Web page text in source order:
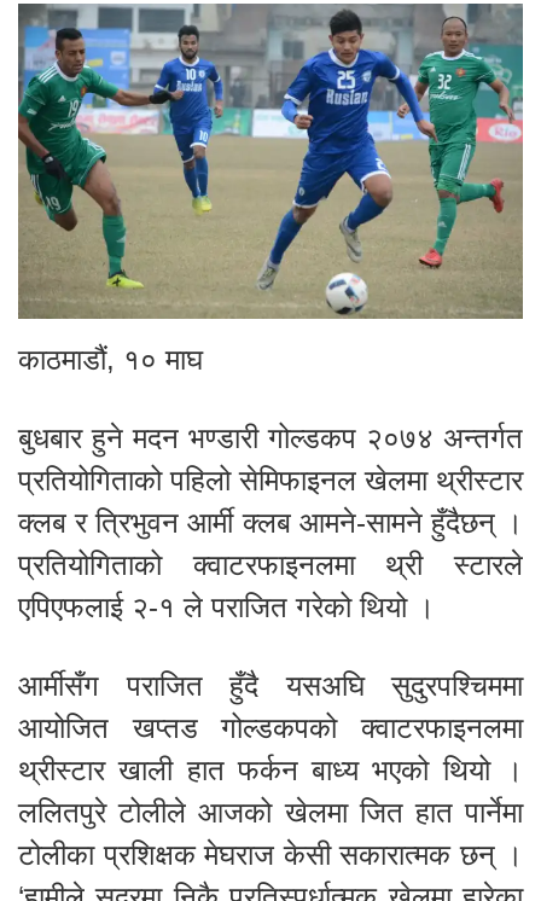
काठमाडौं, १० माघ
बुधबार हुने मदन भण्डारी गोल्डकप २०७४ अन्तर्गत
प्रतियोगिताको पहिलो सेमिफाइनल खेलमा थ्रीस्टार
क्लब र त्रिभुवन आर्मी क्लब आमने-सामने हुँदैछन् ।
प्रतियोगिताको क्वाटरफाइनलमा थ्री स्टारले
एपिएफलाई २-१ ले पराजित गरेको थियो ।
आर्मीसँग पराजित हुँदै यसअघि सुदुरपश्चिममा
आयोजित खप्तड गोल्डकपको क्वाटरफाइनलमा
थ्रीस्टार खाली हात फर्कन बाध्य भएको थियो ।
ललितपुरे टोलीले आजको खेलमा जित हात पार्नेमा
टोलीका प्रशिक्षक मेघराज केसी सकारात्मक छन् ।